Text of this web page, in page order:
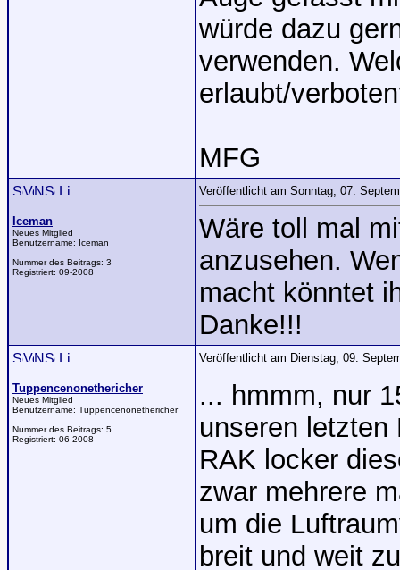
würde dazu
verwenden.
erlaubt/
MFG
Iceman
Neues Mitglied
Benutzername: Iceman
Nummer des Beitrags: 3
Registriert: 09-2008
Veröffentlicht am Sonntag, 07.
Wäre toll mal
anzusehen.
macht könntet
Danke!!!
Tuppencenonethericher
Neues Mitglied
Benutzername: Tuppencenonethericher
Nummer des Beitrags: 5
Registriert: 06-2008
Veröffentlicht am Dienstag, 09.
... hmmm, nur
unseren letzten
RAK locker
zwar mehrere
um die
breit und weit